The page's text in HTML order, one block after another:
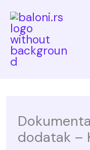
Skip
content
dodatak –